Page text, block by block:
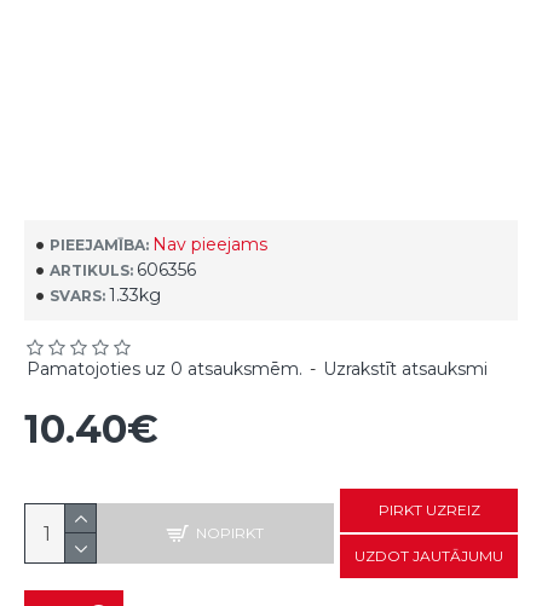
PIEEJAMĪBA: Nav pieejams
ARTIKULS: 606356
SVARS: 1.33kg
Pamatojoties uz 0 atsauksmēm. - Uzrakstīt atsauksmi
10.40€
NOPIRKT
PIRKT UZREIZ
UZDOT JAUTĀJUMU